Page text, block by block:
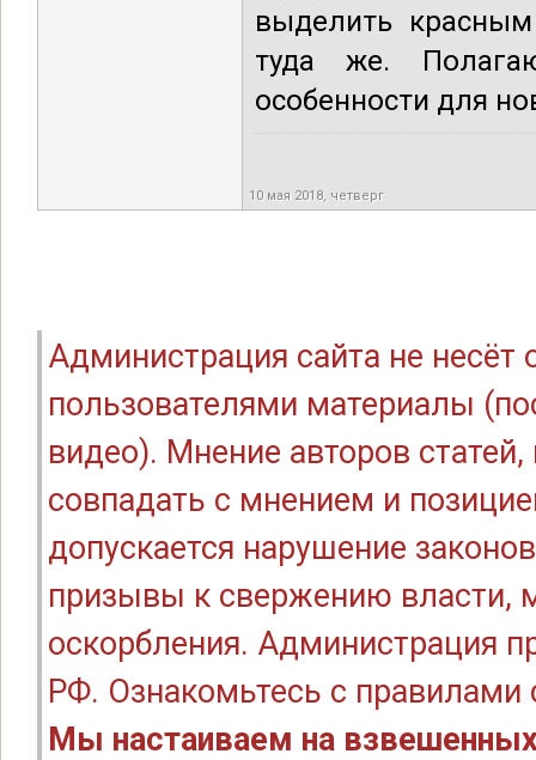
выделить
туда же.
особенности для
10 мая 2018, четверг
Администрация сайта не
пользователями материалы
видео). Мнение авторов
совпадать с мнением и
допускается нарушение
призывы к свержению власти,
оскорбления. Администрация
РФ. Ознакомьтесь с правилами
Мы настаиваем на